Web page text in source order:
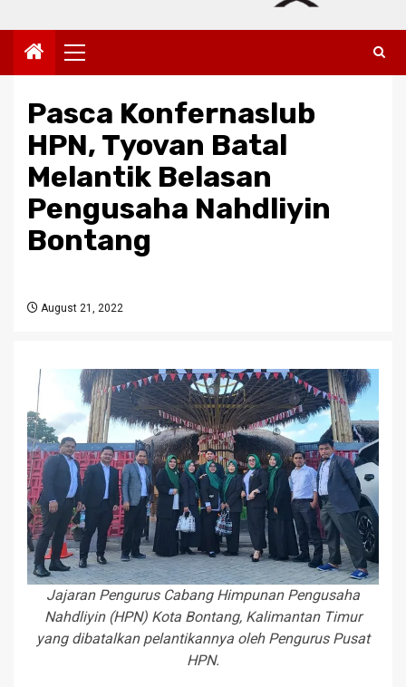
Primary
Menu
Pasca Konfernaslub
HPN, Tyovan Batal
Melantik Belasan
Pengusaha Nahdliyin
Bontang
August 21, 2022
Jajaran Pengurus Cabang Himpunan Pengusaha
Nahdliyin (HPN) Kota Bontang, Kalimantan Timur
yang dibatalkan pelantikannya oleh Pengurus Pusat
HPN.